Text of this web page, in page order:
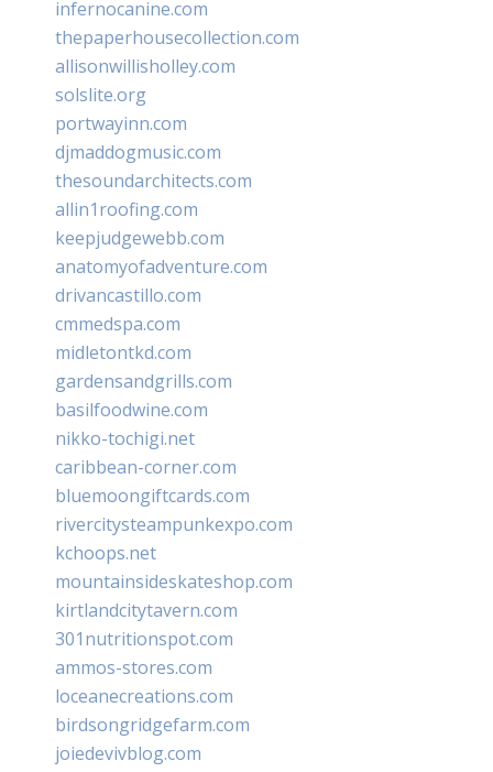
infernocanine.com
thepaperhousecollection.com
allisonwillisholley.com
solslite.org
portwayinn.com
djmaddogmusic.com
thesoundarchitects.com
allin1roofing.com
keepjudgewebb.com
anatomyofadventure.com
drivancastillo.com
cmmedspa.com
midletontkd.com
gardensandgrills.com
basilfoodwine.com
nikko-tochigi.net
caribbean-corner.com
bluemoongiftcards.com
rivercitysteampunkexpo.com
kchoops.net
mountainsideskateshop.com
kirtlandcitytavern.com
301nutritionspot.com
ammos-stores.com
loceanecreations.com
birdsongridgefarm.com
joiedevivblog.com